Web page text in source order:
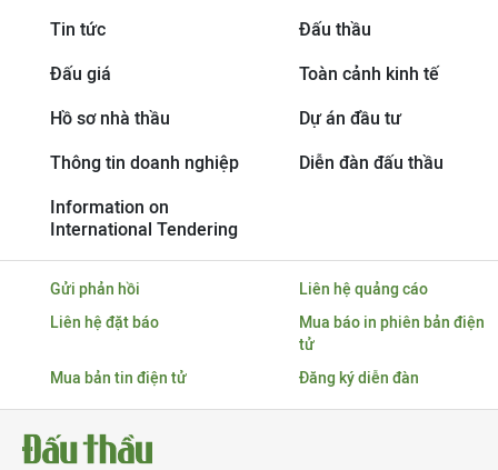
Tin tức Đấu thầu
Đấu giá Toàn cảnh kinh tế
Hồ sơ nhà thầu Dự án đầu tư
Thông tin doanh nghiệp Diễn đàn đấu thầu
Information on
International Tendering
Gửi phản hồi
Liên hệ quảng cáo
Liên hệ đặt báo
Mua báo in phiên bản điện
tử
Mua bản tin điện tử
Đăng ký diễn đàn